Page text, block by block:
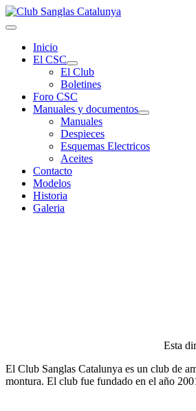
Inicio
El CSC
El Club
Boletines
Foro CSC
Manuales y documentos
Manuales
Despieces
Esquemas Electricos
Aceites
Contacto
Modelos
Historia
Galeria
Esta
El Club Sanglas Catalunya es un club de
montura. El club fue fundado en el año